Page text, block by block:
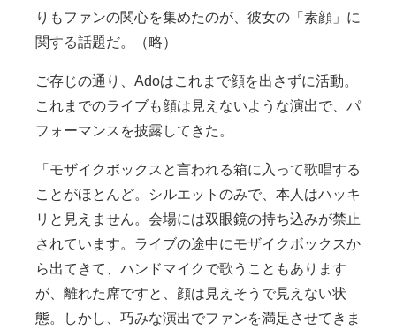
りもファンの関心を集めたのが、彼女の「素顔」に
関する話題だ。（略）
ご存じの通り、Adoはこれまで顔を出さずに活動。
これまでのライブも顔は見えないような演出で、パ
フォーマンスを披露してきた。
「モザイクボックスと言われる箱に入って歌唱する
ことがほとんど。シルエットのみで、本人はハッキ
リと見えません。会場には双眼鏡の持ち込みが禁止
されています。ライブの途中にモザイクボックスか
ら出てきて、ハンドマイクで歌うこともあります
が、離れた席ですと、顔は見えそうで見えない状
態。しかし、巧みな演出でファンを満足させてきま